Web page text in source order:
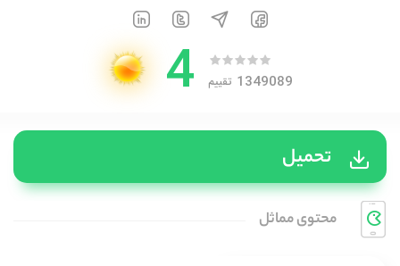
1349089 تقييم 4
تحميل
محتوی مماثل